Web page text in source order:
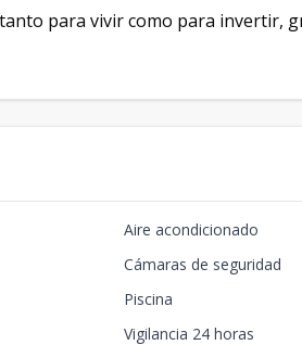
para vivir como para invertir,
Aire acondicionado
Cámaras de seguridad
Piscina
Vigilancia 24 horas